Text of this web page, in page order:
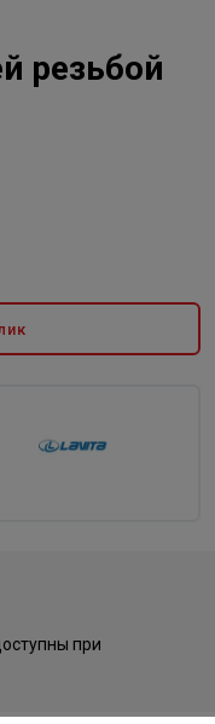
резьбой
при